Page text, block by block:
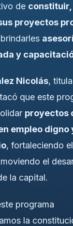
de
proyectos
y
Nicolás,
que este
proyectos
empleo digno
, fortaleciendo
el
la capital.
programa
la